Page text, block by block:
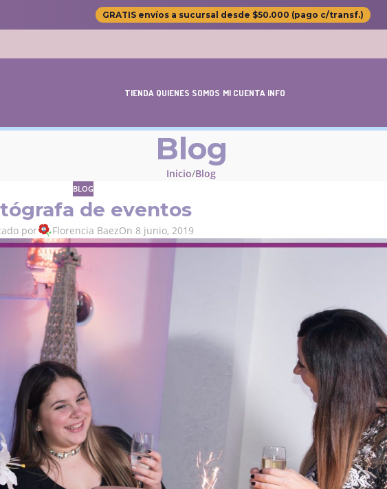
GRATIS envíos a sucursal desde $50.000 (pago c/transf.)
TIENDA QUIENES SOMOS MI CUENTA INFO
Blog
Inicio Blog
BLOG
de eventos
por Florencia BaezOn 8 junio, 2019